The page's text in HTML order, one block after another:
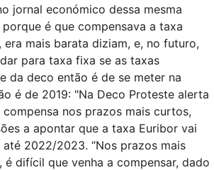
jornal económico dessa mesma
é que compensava a taxa
mais barata diziam, e, no futuro,
para taxa fixa se as taxas
da deco então é de se meter na
é de 2019: "Na Deco Proteste alerta
nos prazos mais curtos,
a apontar que a taxa Euribor vai
2022/2023. “Nos prazos mais
é difícil que venha a compensar, dado